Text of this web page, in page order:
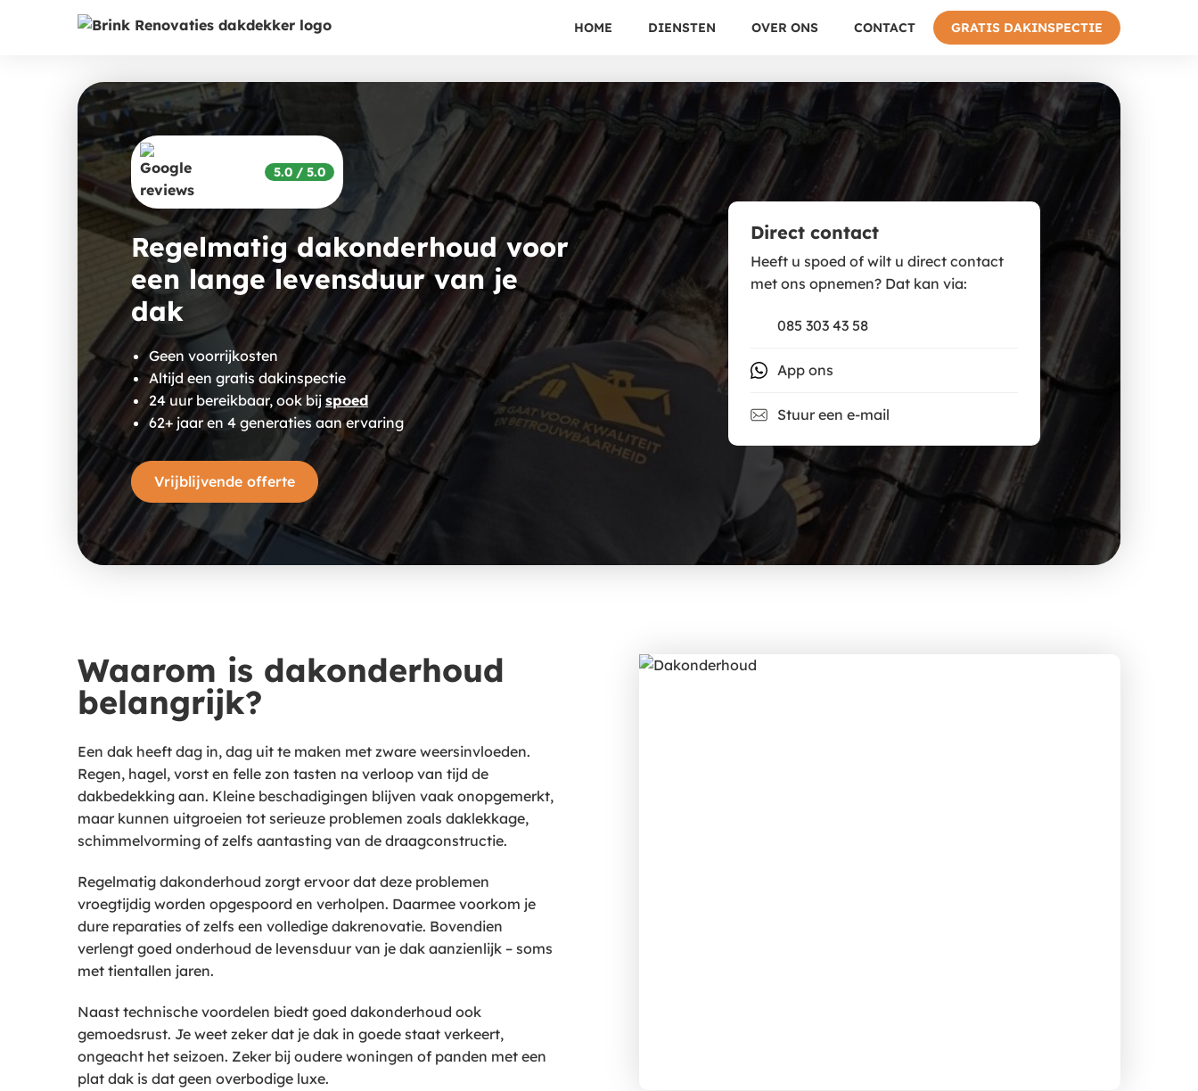
HOME DIENSTEN OVER ONS CONTACT GRATIS DAKINSPECTIE
5.0 / 5.0
Regelmatig dakonderhoud voor
een lange levensduur van je
dak
Geen voorrijkosten
Altijd een gratis dakinspectie
24 uur bereikbaar, ook bij spoed
62+ jaar en 4 generaties aan ervaring
Vrijblijvende offerte
Direct contact
Heeft u spoed of wilt u direct contact
met ons opnemen? Dat kan via:
085 303 43 58
App ons
Stuur een e-mail
Waarom is dakonderhoud
belangrijk?
Een dak heeft dag in, dag uit te maken met zware weersinvloeden.
Regen, hagel, vorst en felle zon tasten na verloop van tijd de
dakbedekking aan. Kleine beschadigingen blijven vaak onopgemerkt,
maar kunnen uitgroeien tot serieuze problemen zoals daklekkage,
schimmelvorming of zelfs aantasting van de draagconstructie.
Regelmatig dakonderhoud zorgt ervoor dat deze problemen
vroegtijdig worden opgespoord en verholpen. Daarmee voorkom je
dure reparaties of zelfs een volledige dakrenovatie. Bovendien
verlengt goed onderhoud de levensduur van je dak aanzienlijk – soms
met tientallen jaren.
Naast technische voordelen biedt goed dakonderhoud ook
gemoedsrust. Je weet zeker dat je dak in goede staat verkeert,
ongeacht het seizoen. Zeker bij oudere woningen of panden met een
plat dak is dat geen overbodige luxe.